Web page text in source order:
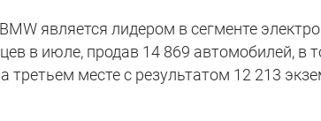
является лидером в сегменте
в июле, продав 14 869 автомобилей, в
третьем месте с результатом 12 213